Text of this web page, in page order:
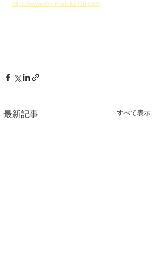
https://www.sho-morioka-lab.com/
最新記事 すべて表示